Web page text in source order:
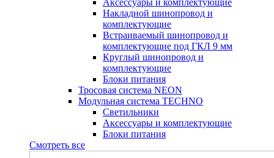
Аксессуары и комплектующие
Накладной шинопровод и
комплектующие
Встраиваемый шинопровод и
комплектующие под ГКЛ 9 мм
Круглый шинопровод и
комплектующие
Блоки питания
Тросовая система NEON
Модульная система TECHNO
Светильники
Аксессуары и комплектующие
Блоки питания
Смотреть все